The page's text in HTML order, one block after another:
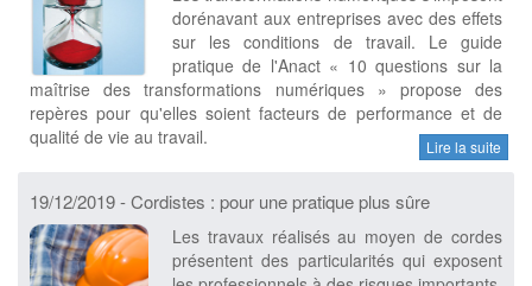
dorénavant aux entreprises avec des effets
sur les conditions de travail. Le guide
pratique de l'Anact « 10 questions sur la
maîtrise des transformations numériques » propose des
repères pour qu'elles soient facteurs de performance et de
qualité de vie au travail.
Lire la suite
19/12/2019 - Cordistes : pour une pratique plus sûre
Les travaux réalisés au moyen de cordes
présentent des particularités qui exposent